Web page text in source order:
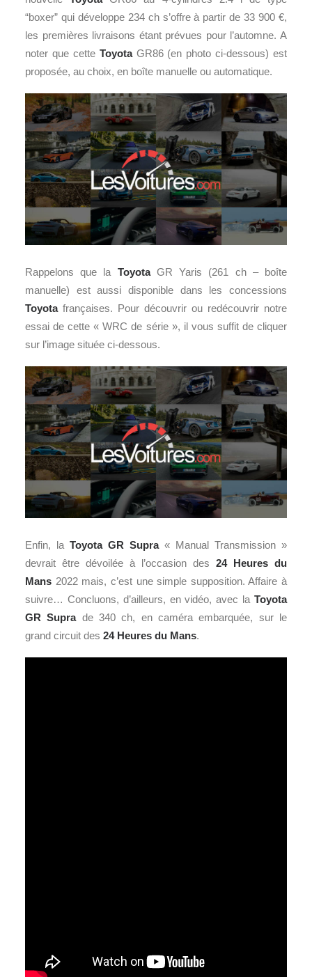
“boxer” qui développe 234 ch s’offre à partir de 33 900 €,
les premières livraisons étant prévues pour l’automne. A
noter que cette ToyotaGR86 (en photo ci-dessous) est
proposée, au choix, en boîte manuelle ou automatique.
Rappelons que la ToyotaGR Yaris (261 ch – boîte
manuelle) est aussi disponible dans les concessions
Toyotafrançaises. Pour découvrir ou redécouvrir notre
essai de cette « WRC de série », il vous suffit de cliquer
sur l’image située ci-dessous.
Enfin, la Toyota GR Supra« Manual Transmission »
devrait être dévoilée à l’occasion des 24 Heures du
Mans 2022 mais, c’est une simple supposition. Affaire à
suivre… Concluons, d’ailleurs, en vidéo, avec la Toyota
GR Suprade 340 ch, en caméra embarquée, sur le
grand circuit des 24 Heures du Mans.